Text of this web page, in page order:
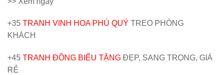
+35 TRANH VINH HOA PHÚ QUÝ TREO PHÒNG
KHÁCH
+45 TRANH ĐỒNG BIẾU TẶNG ĐẸP, SANG TRỌNG, GIÁ
RẺ